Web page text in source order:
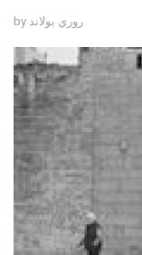
by روري بولاند